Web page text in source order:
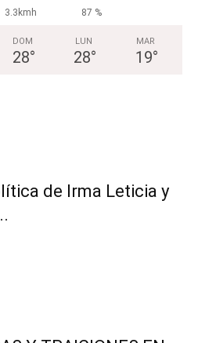
3.3kmh 87 %
DOM
28°
LUN
28°
MAR
19°
de Irma Leticia y